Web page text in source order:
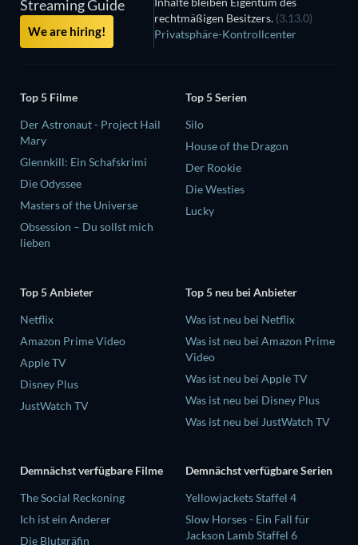
Streaming Guide
We are hiring!
rechtmäßigen Besitzers. (3.13.0)
Privatsphäre-Kontrollcenter
Top 5 Filme
Der Astronaut - Project Hail
Mary
Glennkill: Ein Schafskrimi
Die Odyssee
Masters of the Universe
Obsession – Du sollst mich
lieben
Top 5 Serien
Silo
House of the Dragon
Der Rookie
Die Westies
Lucky
Top 5 Anbieter
Netflix
Amazon Prime Video
Apple TV
Disney Plus
JustWatch TV
Top 5 neu bei Anbieter
Was ist neu bei Netflix
Was ist neu bei Amazon Prime
Video
Was ist neu bei Apple TV
Was ist neu bei Disney Plus
Was ist neu bei JustWatch TV
Demnächst verfügbare Filme
The Social Reckoning
Ich ist ein Anderer
Die Blutgräfin
Demnächst verfügbare Serien
Yellowjackets Staffel 4
Slow Horses - Ein Fall für
Jackson Lamb Staffel 6